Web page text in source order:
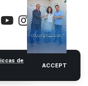
de
ACCEPT
Direitos Reservados